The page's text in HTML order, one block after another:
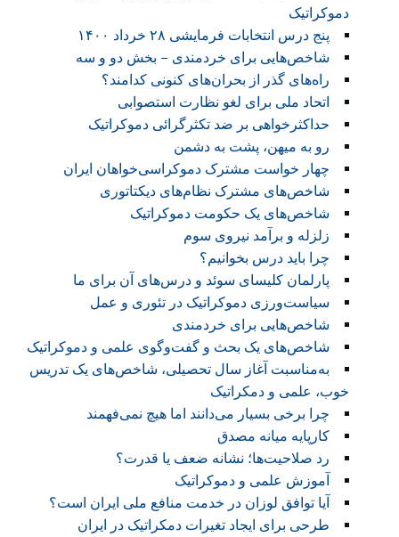
دموکراتیک
پنج درس انتخابات فرمایشی ۲۸ خرداد ۱۴۰۰
شاخص‌هایی برای خردمندی – بخش دو و سه
راه‌های گذر از بحران‌های کنونی کدامند؟
اتحاد ملی برای لغو نظارت استصوابی
حداکثرخواهی بر ضد تکثرگرائی دموکراتیک
رو به میهن، پشت به دشمن
چهار خواست مشترک دموکراسی‌خواهان ایران
شاخص‌های مشترک نظام‌های دیکتاتوری
شاخص‌های یک حکومت دموکراتیک
زلزله و برآمد نیروی سوم
چرا باید درس بخوانیم؟
پارلمان کلیسای سوئد و درس‌های آن برای ما
سیاست‌ورزی دموکراتیک در تئوری و عمل
شاخص‌هایی برای خردمندی
شاخص‌های یک بحث و گفت‌وگوی علمی و دموکراتیک
به‌مناسبت آغاز سال تحصیلی، شاخص‌های یک تدریس
خوب، علمی و دمکراتیک
چرا برخی بسیار می‌دانند اما هیچ نمی‌فهمند
کارپایه میانه مصدق
رد صلاحیت‌ها؛ نشانه ضعف یا قدرت؟
آموزش علمی و دموکراتیک
آیا توافق لوزان در خدمت منافع ملی ایران است؟
طرحی برای ایجاد تغیرات دمکراتیک در ایران